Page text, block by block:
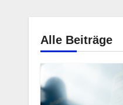
Alle Beiträge